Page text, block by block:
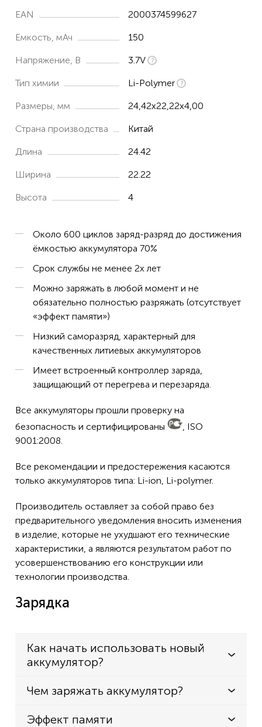
EAN 2000374599627
Емкость, мАч 150
Напряжение, В 3.7V
Тип химии Li-Polymer
Размеры, мм 24,42x22,22x4,00
Страна производства Китай
Длина 24.42
Ширина 22.22
Высота 4
Около 600 циклов заряд-разряд до достижения
ёмкостью аккумулятора 70%
Срок службы не менее 2х лет
Можно заряжать в любой момент и не
обязательно полностью разряжать (отсутствует
«эффект памяти»)
Низкий саморазряд, характерный для
качественных литиевых аккумуляторов
Имеет встроенный контроллер заряда,
защищающий от перегрева и перезаряда.
Все аккумуляторы прошли проверку на
безопасность и сертифицированы
, ISO
9001:2008.
Все рекомендации и предостережения касаются
только аккумуляторов типа: Li-ion, Li-polymer.
Производитель оставляет за собой право без
предварительного уведомления вносить изменения
в изделие, которые не ухудшают его технические
характеристики, а являются результатом работ по
усовершенствованию его конструкции или
технологии производства.
Зарядка
Как начать использовать новый
аккумулятор?
Чем заряжать аккумулятор?
Эффект памяти